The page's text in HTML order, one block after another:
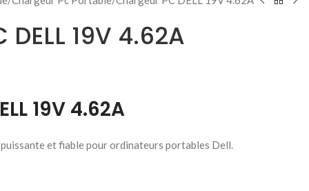
DELL 19V 4.62A
19V 4.62A
puissante et fiable pour ordinateurs portables Dell.